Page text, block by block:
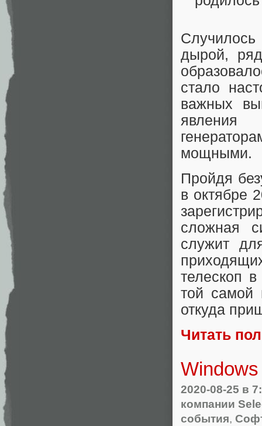
дырой,
стало
важных
явления
мощными.
Пройдя
в октябре
сложная
служит
телескоп
той самой
откуда
Читать
2020-08-25 в
компании
события,